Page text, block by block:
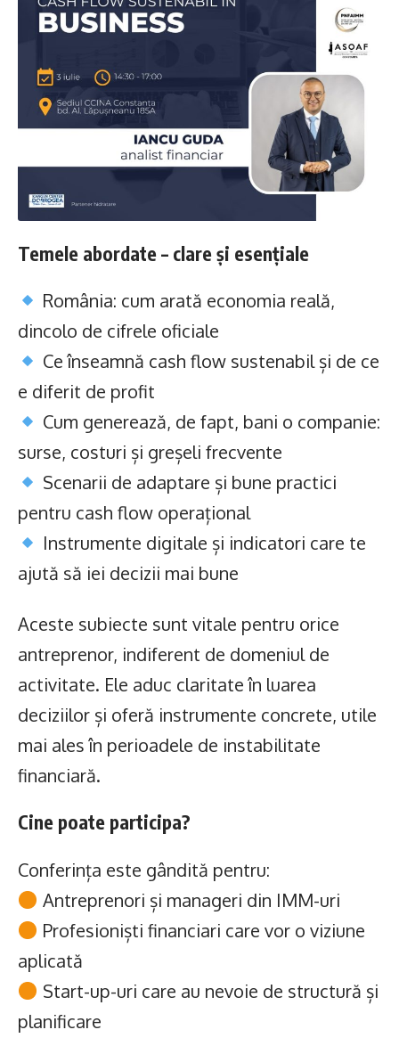
Temele abordate – clare și esențiale
România: cum arată economia reală,
dincolo de cifrele oficiale
Ce înseamnă cash flow sustenabil și de ce
e diferit de profit
Cum generează, de fapt, bani o companie:
surse, costuri și greșeli frecvente
Scenarii de adaptare și bune practici
pentru cash flow operațional
Instrumente digitale și indicatori care te
ajută să iei decizii mai bune
Aceste subiecte sunt vitale pentru orice
antreprenor, indiferent de domeniul de
activitate. Ele aduc claritate în luarea
deciziilor și oferă instrumente concrete, utile
mai ales în perioadele de instabilitate
financiară.
Cine poate participa?
Conferința este gândită pentru:
Antreprenori și manageri din IMM-uri
Profesioniști financiari care vor o viziune
aplicată
Start-up-uri care au nevoie de structură și
planificare